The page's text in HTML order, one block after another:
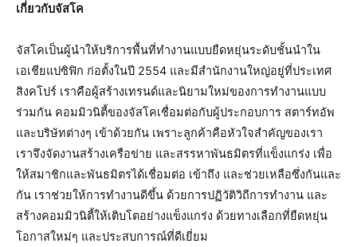
เกี่ยวกับจัสโค
จัสโคเป็นผู้นำให้บริการพื้นที่ทำงานแบบยืดหยุ่นระดับชั้นนำใน
เอเชียแปซิฟิก ก่อตั้งในปี 2554 และมีสำนักงานใหญ่อยู่ที่ประเทศ
สิงคโปร์ เราคือผู้สร้างเทรนด์และนิยามใหม่ของการทำงานแบบ
ร่วมกัน คอมมิวนิตี้ของจัสโคเชื่อมต่อกับผู้ประกอบการ สตาร์ทอัพ
และบริษัทต่างๆ เข้าด้วยกัน เพราะลูกค้าคือหัวใจสำคัญของเรา
เราจึงจัดงานสร้างเครือข่าย และสรรหาพันธมิตรที่แข็งแกร่ง เพื่อ
ให้สมาชิกและพันธมิตรได้เชื่อมต่อ เข้าถึง และช่วยเหลือซึ่งกันและ
กัน เราช่วยให้การทำงานดีขึ้น ด้วยการปฏิวัติวิถีการทำงาน และ
สร้างคอมมิวนิตี้ให้เติบโตอย่างแข็งแกร่ง ด้วยทางเลือกที่ยืดหยุ่น
โอกาสใหม่ๆ และประสบการณ์ที่ดีเยี่ยม